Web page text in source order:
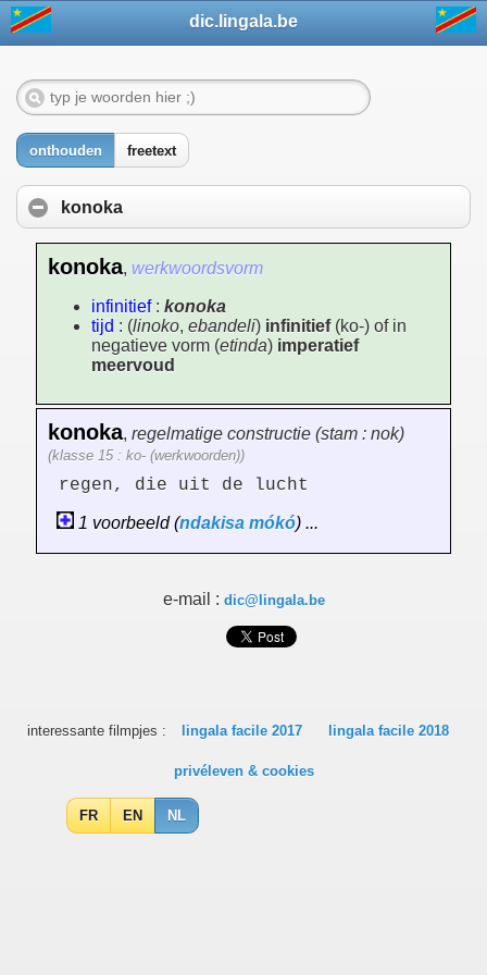
dic.lingala.be
onthouden freetext
konoka
konoka, werkwoordsvorm
infinitief: konoka
tijd : (linoko, ebandeli) infinitief(ko-) of in
negatieve vorm (etinda) imperatief
meervoud
konoka, regelmatige constructie (stam : nok)
(klasse 15 : ko- (werkwoorden))
regen, die uit de lucht
1 voorbeeld (ndakisa mókó) ...
e-mail : dic@lingala.be
interessante filmpjes : lingala facile 2017 lingala facile 2018
privéleven & cookies
FR EN NL